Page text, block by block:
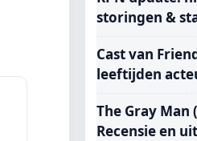
storingen &
Cast van
leeftijden
The Gray Man
Recensie en